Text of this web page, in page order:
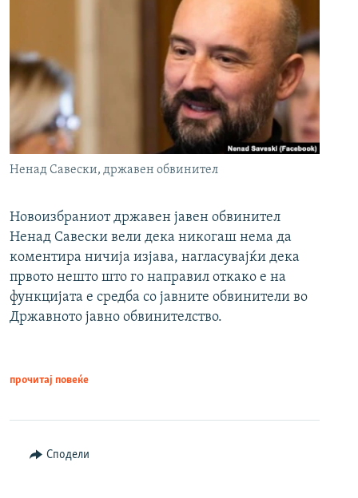
Ненад Савески, државен обвинител
Новоизбраниот државен јавен обвинител
Ненад Савески вели дека никогаш нема да
коментира ничија изјава, нагласувајќи дека
првото нешто што го направил откако е на
функцијата е средба со јавните обвинители во
Државното јавно обвинителство.
прочитај повеќе
Сподели